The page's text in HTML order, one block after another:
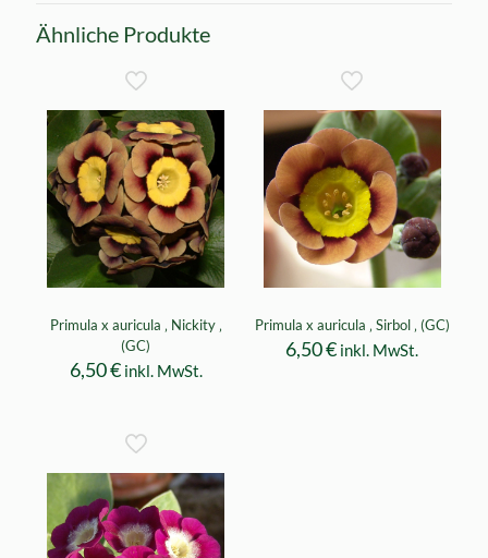
Ähnliche Produkte
Primula x auricula ‚ Nickity ‚
(GC)
6,50€ inkl. MwSt.
Primula x auricula ‚ Sirbol ‚ (GC)
6,50€ inkl. MwSt.